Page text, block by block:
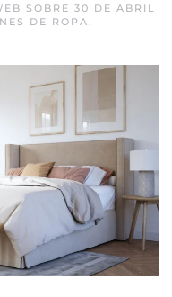
SOBRE 30 DE ABRIL
DE ROPA